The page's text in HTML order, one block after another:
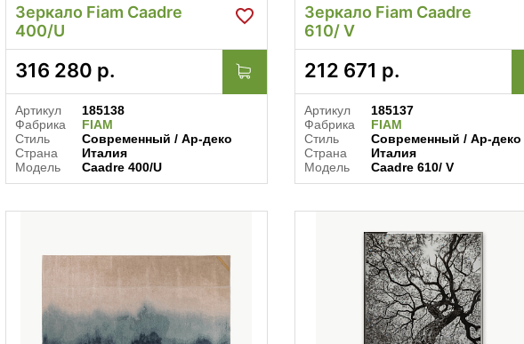
Зеркало Fiam Caadre
400/U
316 280 р.
Артикул
185138
Фабрика
FIAM
Стиль
Современный / Ар-деко
Страна
Италия
Модель
Caadre 400/U
Зеркало Fiam Caadre
610/ V
212 671 р.
Артикул
185137
Фабрика
FIAM
Стиль
Современный / Ар-деко
Страна
Италия
Модель
Caadre 610/ V